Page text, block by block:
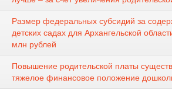
Размер федеральных субсидий за
детских садах для Архангельской
млн рублей
Повышение родительской платы
тяжелое финансовое положение